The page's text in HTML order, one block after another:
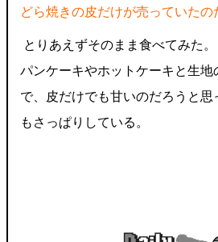
どら焼きの皮だけが売っていたの
とりあえずそのまま食べてみた。
パンケーキやホットケーキと生地
で、皮だけでも甘いのだろうと思
もさっぱりしている。